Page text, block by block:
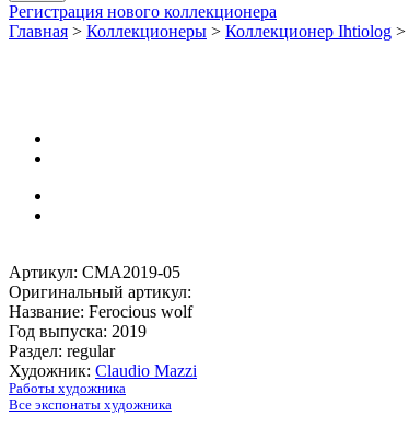
Регистрация нового коллекционера
Главная > Коллекционеры > Коллекционер Ihtiolog >
Артикул: CMA2019-05
Оригинальный артикул:
Название: Ferocious wolf
Год выпуска: 2019
Раздел: regular
Художник: Claudio Mazzi
Работы художника
Все экспонаты художника